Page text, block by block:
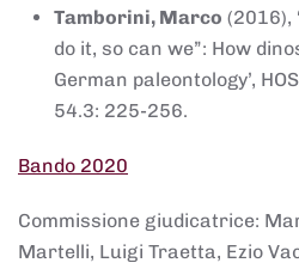
Tamborini, Marco (2016),
do it, so can we”: How
German paleontology’,
54.3: 225-256.
Bando 2020
Commissione giudicatrice:
Martelli, Luigi Traetta, Ezio